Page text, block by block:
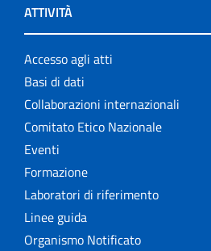
ATTIVITÀ
Accesso agli atti
Basi di dati
Collaborazioni internazionali
Comitato Etico Nazionale
Eventi
Formazione
Laboratori di riferimento
Linee guida
Organismo Notificato